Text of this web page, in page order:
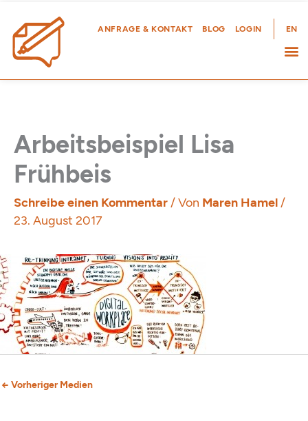
Inhalt
springen
ANFRAGE & KONTAKT BLOG LOGIN EN
Arbeitsbeispiel Lisa
Frühbeis
Schreibe einen Kommentar/ Von Maren Hamel/
23. August 2017
← Vorheriger Medien